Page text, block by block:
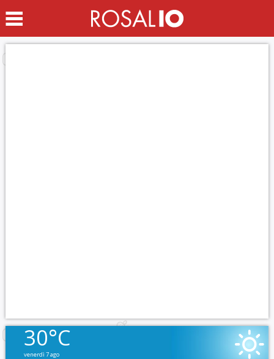
30°C
venerdì 7 ago